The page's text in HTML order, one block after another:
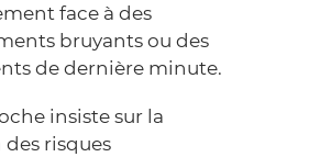
face à des
bruyants ou des
de dernière minute.
insiste sur la
risques